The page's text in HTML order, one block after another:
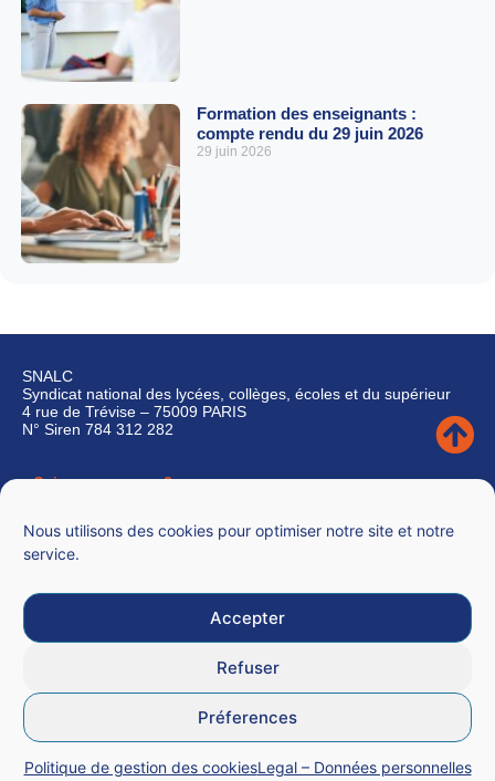
Nous utilisons des cookies pour optimiser notre site et notre
service.
Accepter
Refuser
Préferences
Politique de gestion des cookiesLegal – Données personnelles
Formation des enseignants :
compte rendu du 29 juin 2026
29 juin 2026
SNALC
Syndicat national des lycées, collèges, écoles et du supérieur
4 rue de Trévise – 75009 PARIS
N° Siren 784 312 282
Qui sommes-nous ?
CGU